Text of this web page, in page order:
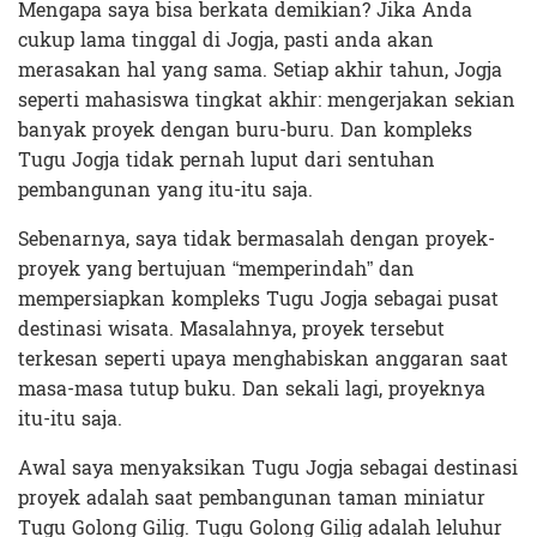
Mengapa saya bisa berkata demikian? Jika Anda
cukup lama tinggal di Jogja, pasti anda akan
merasakan hal yang sama. Setiap akhir tahun, Jogja
seperti mahasiswa tingkat akhir: mengerjakan sekian
banyak proyek dengan buru-buru. Dan kompleks
Tugu Jogja tidak pernah luput dari sentuhan
pembangunan yang itu-itu saja.
Sebenarnya, saya tidak bermasalah dengan proyek-
proyek yang bertujuan “memperindah” dan
mempersiapkan kompleks Tugu Jogja sebagai pusat
destinasi wisata. Masalahnya, proyek tersebut
terkesan seperti upaya menghabiskan anggaran saat
masa-masa tutup buku. Dan sekali lagi, proyeknya
itu-itu saja.
Awal saya menyaksikan Tugu Jogja sebagai destinasi
proyek adalah saat pembangunan taman miniatur
Tugu Golong Gilig. Tugu Golong Gilig adalah leluhur